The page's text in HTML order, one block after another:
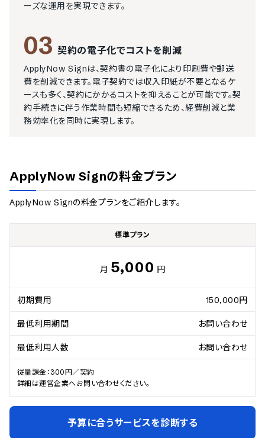
ーズな運用を実現できます。
03 契約の電子化でコストを削減
ApplyNow Signは、契約書の電子化により印刷費や郵送
費を削減できます。電子契約では収入印紙が不要となるケ
ースも多く、契約にかかるコストを抑えることが可能です。契
約手続きに伴う作業時間も短縮できるため、経費削減と業
務効率化を同時に実現します。
ApplyNow Signの料金プラン
ApplyNow Signの料金プランをご紹介します。
標準プラン
月 5,000 円
初期費用 150,000円
最低利用期間 お問い合わせ
最低利用人数 お問い合わせ
従量課金：300円／契約
詳細は運営企業へお問い合わせください。
予算に合うサービスを診断する